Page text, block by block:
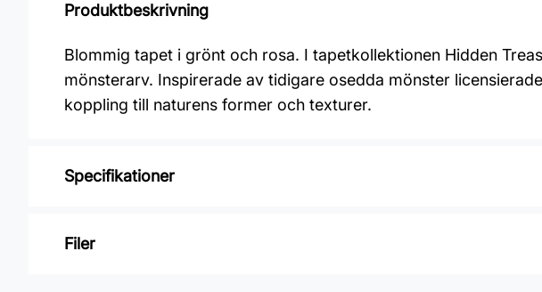
Produktbeskrivning
Blommig tapet i grönt och rosa. I tapetkollektionen Hidden
mönsterarv. Inspirerade av tidigare osedda mönster
koppling till naturens former och texturer.
Specifikationer
Varumärke: Midbec Tapeter
Filer